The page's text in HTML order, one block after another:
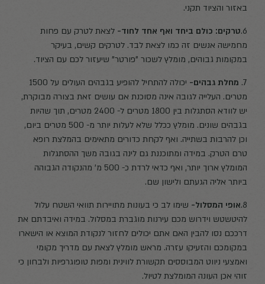
באזור והציוד תקני.
6. טרקים: כולם ביחד ואף אחד לחוד- לצאת לטרק עם פחות
מחמישה אנשים זה כמו לצאת לבד. לטרקים קשים, בעיקר
במקומות גבוהים, מומלץ לשכור "פורטר" שיעזור לכם עם הציוד.
7. מחלת גבהים-
יכולה להתחיל להופיע בגבהים העולים על 1500
מטרים. העלייה לגובה אינה מסוכנת אם עושים זאת בצורה מבוקרת,
יש לוודא הסתגלות בין 1800 מטרים ל- 2400 מטרים, תוך שהיות
בגבהים שונים. מומלץ ככלל שלא לעלות יותר מ- 500 מטרים ביום,
וכן להרבות בשתייה. ואף לקחת כדורים מתאימים בהמלצת רופא
טרם הטרק. במידה ומתוכננת גם לינה בגובה משך ההסתגלות
המומלץ ארוך יותר, ואף כדאי לרדת כ- 500 מ' מהנקודה הגבוהה
ביותר אליה הגעתם ולישון שם.
8. אופי המסלול- שימו לב כי בעונות מתויירות תוואי השטח עלול
להיטשטש וידרוש מכם עירנות מוגברת במסלול. במידה ואיבדתם את
דרככם נסו להבין האם אתם יכולים לחזור לנקודת המוצא או הישארו
במקומכם והזעיקו עזרה. מראש מומלץ לצאת עם מדריך מקומי
ואמצעי ניווט המבוססים תקשורת לווינית ומפות טופוגרפיות ולבחון כי
זוהי אכן העונה המומלצת לטיול.